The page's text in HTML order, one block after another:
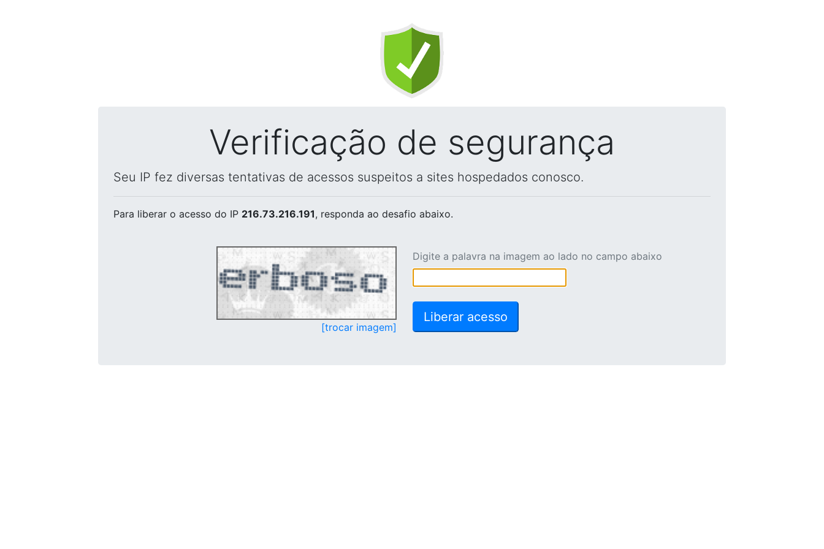
Verificação de segurança
Seu IP fez diversas tentativas de acessos suspeitos a sites hospedados conosco.
Para liberar o acesso do IP 216.73.216.191, responda ao desafio abaixo.
[trocar imagem]
Digite a palavra na imagem ao lado no campo abaixo